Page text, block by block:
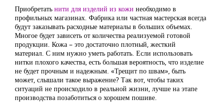
Приобретать нити для изделий из кожи необходимо в
профильных магазинах. Фабрика или частная мастерская всегда
будут заказывать расходные материалы в больших объемах.
Многое будет зависеть от количества реализуемой готовой
продукции. Кожа – это достаточно плотный, жесткий
материал. С ним нужно уметь работать. Если использовать
нитки плохого качества, есть большая вероятность, что изделие
не будет прочным и надежным. «Трещит по швам», быть
может, слышали такое выражение? Так вот, чтобы таких
ситуаций не происходило в реальной жизни, лучше на этапе
производства позаботиться о хорошем пошиве.